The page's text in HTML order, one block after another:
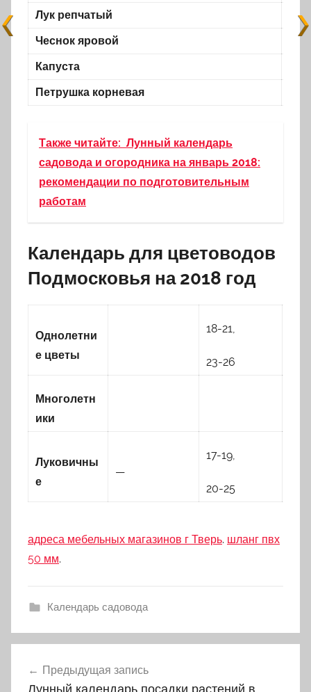
Лук репчатый
—
Чеснок яровой
Капуста
Петрушка корневая
Также читайте: Лунный календарь
садовода и огородника на январь 2018:
рекомендации по подготовительным
работам
Календарь для цветоводов
Подмосковья на 2018 год
Однолетни
е цветы
18-21,
23-26
Многолетн
ики
Луковичны
е
—
17-19,
20-25
адреса мебельных магазинов г Тверь. шланг пвх
50 мм.
Календарь садовода
Навигация
Предыдущая запись
Лунный календарь посадки растений в